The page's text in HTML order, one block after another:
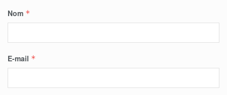
Nom *
E-mail *